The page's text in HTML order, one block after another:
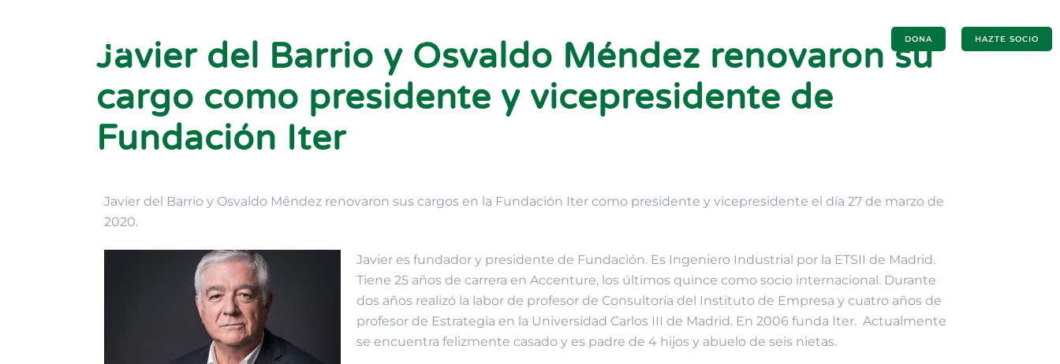
QUÉ HACEMOS BLOG JÓVENES ITER DONA HAZTE SOCIO
Javier del Barrio y Osvaldo Méndez renovaron su
cargo como presidente y vicepresidente de
Fundación Iter
Javier del Barrio y Osvaldo Méndez renovaron sus cargos en la Fundación Iter como presidente y vicepresidente el día 27 de marzo de
2020.
Javier es fundador y presidente de Fundación. Es Ingeniero Industrial por la ETSII de Madrid.
Tiene 25 años de carrera en Accenture, los últimos quince como socio internacional. Durante
dos años realizó la labor de profesor de Consultoría del Instituto de Empresa y cuatro años de
profesor de Estrategia en la Universidad Carlos III de Madrid. En 2006 funda Iter. Actualmente
se encuentra felizmente casado y es padre de 4 hijos y abuelo de seis nietas.